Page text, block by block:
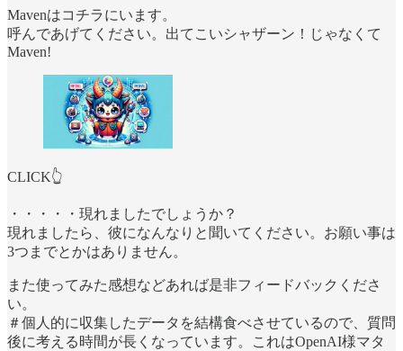
Mavenはコチラにいます。
呼んであげてください。出てこいシャザーン！じゃなくて
Maven!
CLICK👆
・・・・・現れましたでしょうか？
現れましたら、彼になんなりと聞いてください。お願い事は
3つまでとかはありません。
また使ってみた感想などあれば是非フィードバックくださ
い。
＃個人的に収集したデータを結構食べさせているので、質問
後に考える時間が長くなっています。これはOpenAI様マタ